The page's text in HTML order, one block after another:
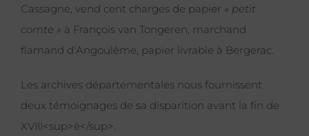
Cassagne, vend cent charges de papier « petit
comte » à François van Tongeren, marchand
flamand d’Angoulême, papier livrable à Bergerac.
Les archives départementales nous fournissent
deux témoignages de sa disparition avant la fin de
XVIII<sup>è</sup>.